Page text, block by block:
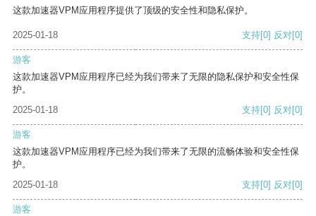
这款加速器VPM应用程序提供了顶级的安全性和隐私保护。
2025-01-18 支持[0] 反对[0]
游客
这款加速器VPM应用程序已经为我们带来了无限的隐私保护和安全性保
护。
2025-01-18
支持[0] 反对[0]
游客
这款加速器VPM应用程序已经为我们带来了无限的流畅体验和安全性保
护。
2025-01-18
支持[0] 反对[0]
游客